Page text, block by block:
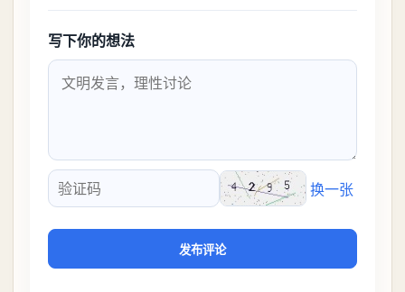
写下你的想法
验证码
换一张
发布评论